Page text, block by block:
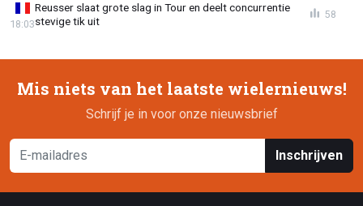
Reusser slaat grote slag in Tour en deelt concurrentie
stevige tik uit
18:03
58
Mis niets van het laatste wielernieuws!
Schrijf je in voor onze nieuwsbrief
Inschrijven